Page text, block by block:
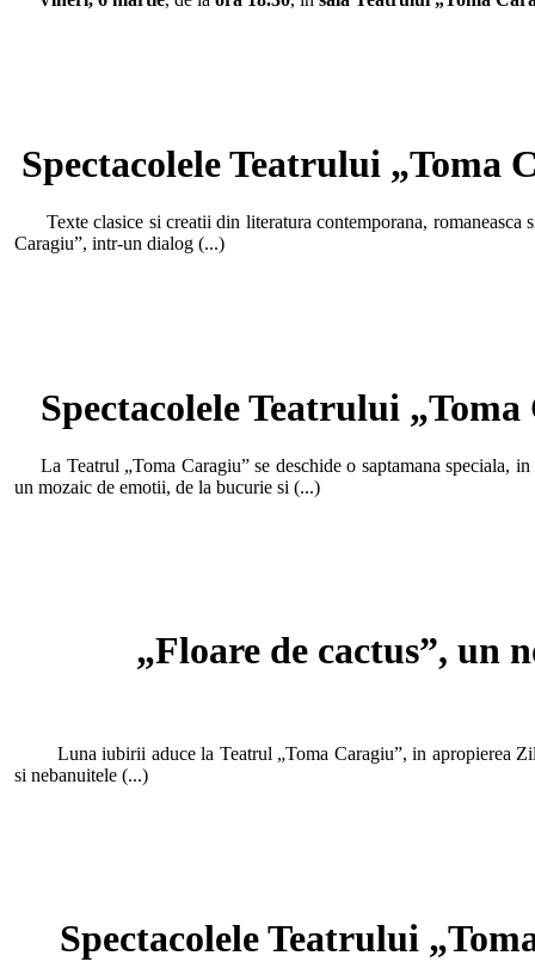
Spectacolele Teatrului „Toma
Texte clasice si creatii din literatura contemporana, romaneasca
Caragiu”, intr-un dialog (...)
Spectacolele Teatrului
La Teatrul „Toma Caragiu” se deschide o saptamana speciala,
un mozaic de emotii, de la bucurie si (...)
„Floare de cactus”, un
Luna iubirii aduce la Teatrul „Toma Caragiu”, in apropierea
si nebanuitele (...)
Spectacolele Teatrului